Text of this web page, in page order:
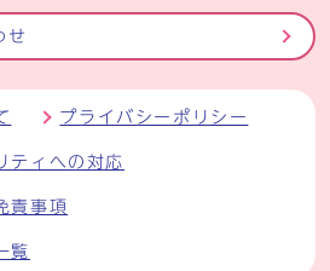
せ
プライバシーポリシー
ティへの対応
責事項
覧